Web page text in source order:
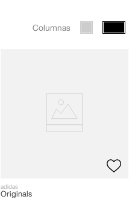
Columnas
adidas
Originals